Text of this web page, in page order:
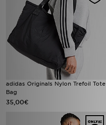
adidas Originals Nylon Trefoil Tote
Bag
35,00€